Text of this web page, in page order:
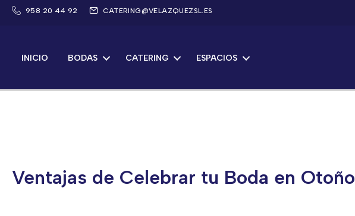
Saltar958 20 44 92 CATERING@VELAZQUEZSL.ES
INICIO BODAS CATERING ESPACIOS
Ventajas de Celebrar tu Boda en Otoño